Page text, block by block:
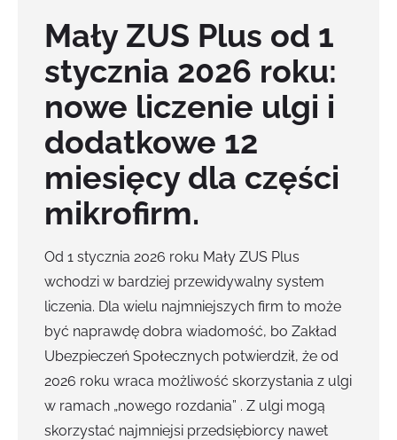
Mały ZUS Plus od 1
stycznia 2026 roku:
nowe liczenie ulgi i
dodatkowe 12
miesięcy dla części
mikrofirm.
Od 1 stycznia 2026 roku Mały ZUS Plus
wchodzi w bardziej przewidywalny system
liczenia. Dla wielu najmniejszych firm to może
być naprawdę dobra wiadomość, bo Zakład
Ubezpieczeń Społecznych potwierdził, że od
2026 roku wraca możliwość skorzystania z ulgi
w ramach „nowego rozdania” . Z ulgi mogą
skorzystać najmniejsi przedsiębiorcy nawet